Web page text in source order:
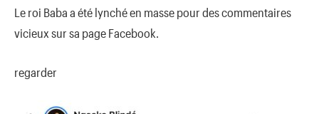
Le roi Baba a été lynché en masse pour des commentaires
vicieux sur sa page Facebook.
regarder